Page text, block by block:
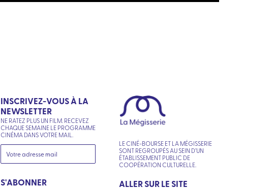
INSCRIVEZ-VOUS À LA
NEWSLETTER
NE RATEZ PLUS UN FILM. RECEVEZ
CHAQUE SEMAINE LE PROGRAMME
CINÉMA DANS VOTRE MAIL.
S'ABONNER
LE CINÉ-BOURSE ET LA MÉGISSERIE
SONT REGROUPÉS AU SEIN D’UN
ÉTABLISSEMENT PUBLIC DE
COOPÉRATION CULTURELLE.
ALLER SUR LE SITE